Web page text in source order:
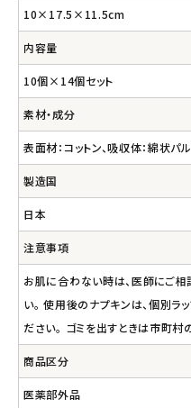
10×17.5×11.5cm
内容量
10個×14個セット
素材・成分
表面材：コットン、吸収体：綿状パ
製造国
日本
注意事項
お肌に合わない時は、医師にご相
い。 使用後のナプキンは、個別ラ
ださい。 ゴミを出すときは市町村
商品区分
医薬部外品